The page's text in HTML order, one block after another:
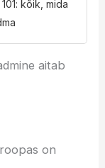
kõik, mida
aitab
on